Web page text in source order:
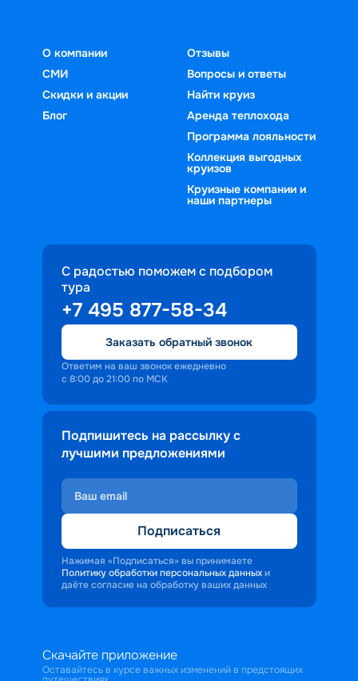
О компании
СМИ
Скидки и акции
Блог
Отзывы
Вопросы и ответы
Найти круиз
Аренда теплохода
Программа лояльности
Коллекция выгодных
круизов
Круизные компании и
наши партнеры
С радостью поможем с подбором
тура
+7 495 877-58-34
Заказать обратный звонок
Ответим на ваш звонок ежедневно
с 8:00 до 21:00 по МСК
Подпишитесь на рассылку с
лучшими предложениями
Подписаться
Нажимая «Подписаться» вы принимаете
Политику обработки персональных данных и
даёте согласие на обработку ваших данных
Скачайте приложение
Оставайтесь в курсе важных изменений в предстоящих